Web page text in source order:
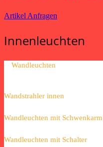
Artikel Anfragen
Innenleuchten
Wandleuchten
Wandstrahler innen
Wandleuchten mit Schwenkarm
Wandleuchten mit Schalter